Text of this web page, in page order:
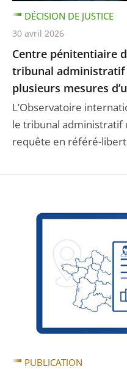
Centre pénitentiaire
tribunal administratif
plusieurs mesures
L’Observatoire
le tribunal administratif
requête en référé-
DÉCISION DE JUSTICE
30 avril 2026
PUBLICATION